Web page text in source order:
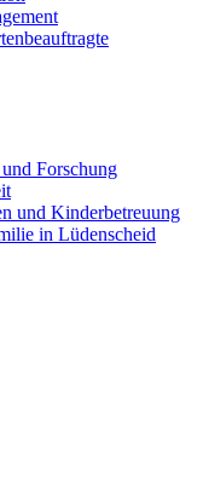
Forschung
und Kinderbetreuung
in Lüdenscheid